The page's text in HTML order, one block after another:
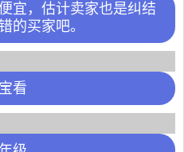
宜，估计卖家也是纠结
的买家吧。
看